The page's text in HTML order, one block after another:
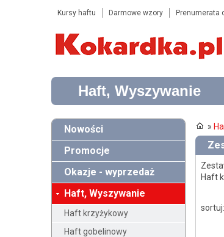
Kursy haftu Darmowe wzory Prenumerata
Haft, Wyszywanie
Nowości
Promocje
Okazje - wyprzedaż
Haft, Wyszywanie
Haft krzyżykowy
Haft gobelinowy
»
Haft
sortuj: